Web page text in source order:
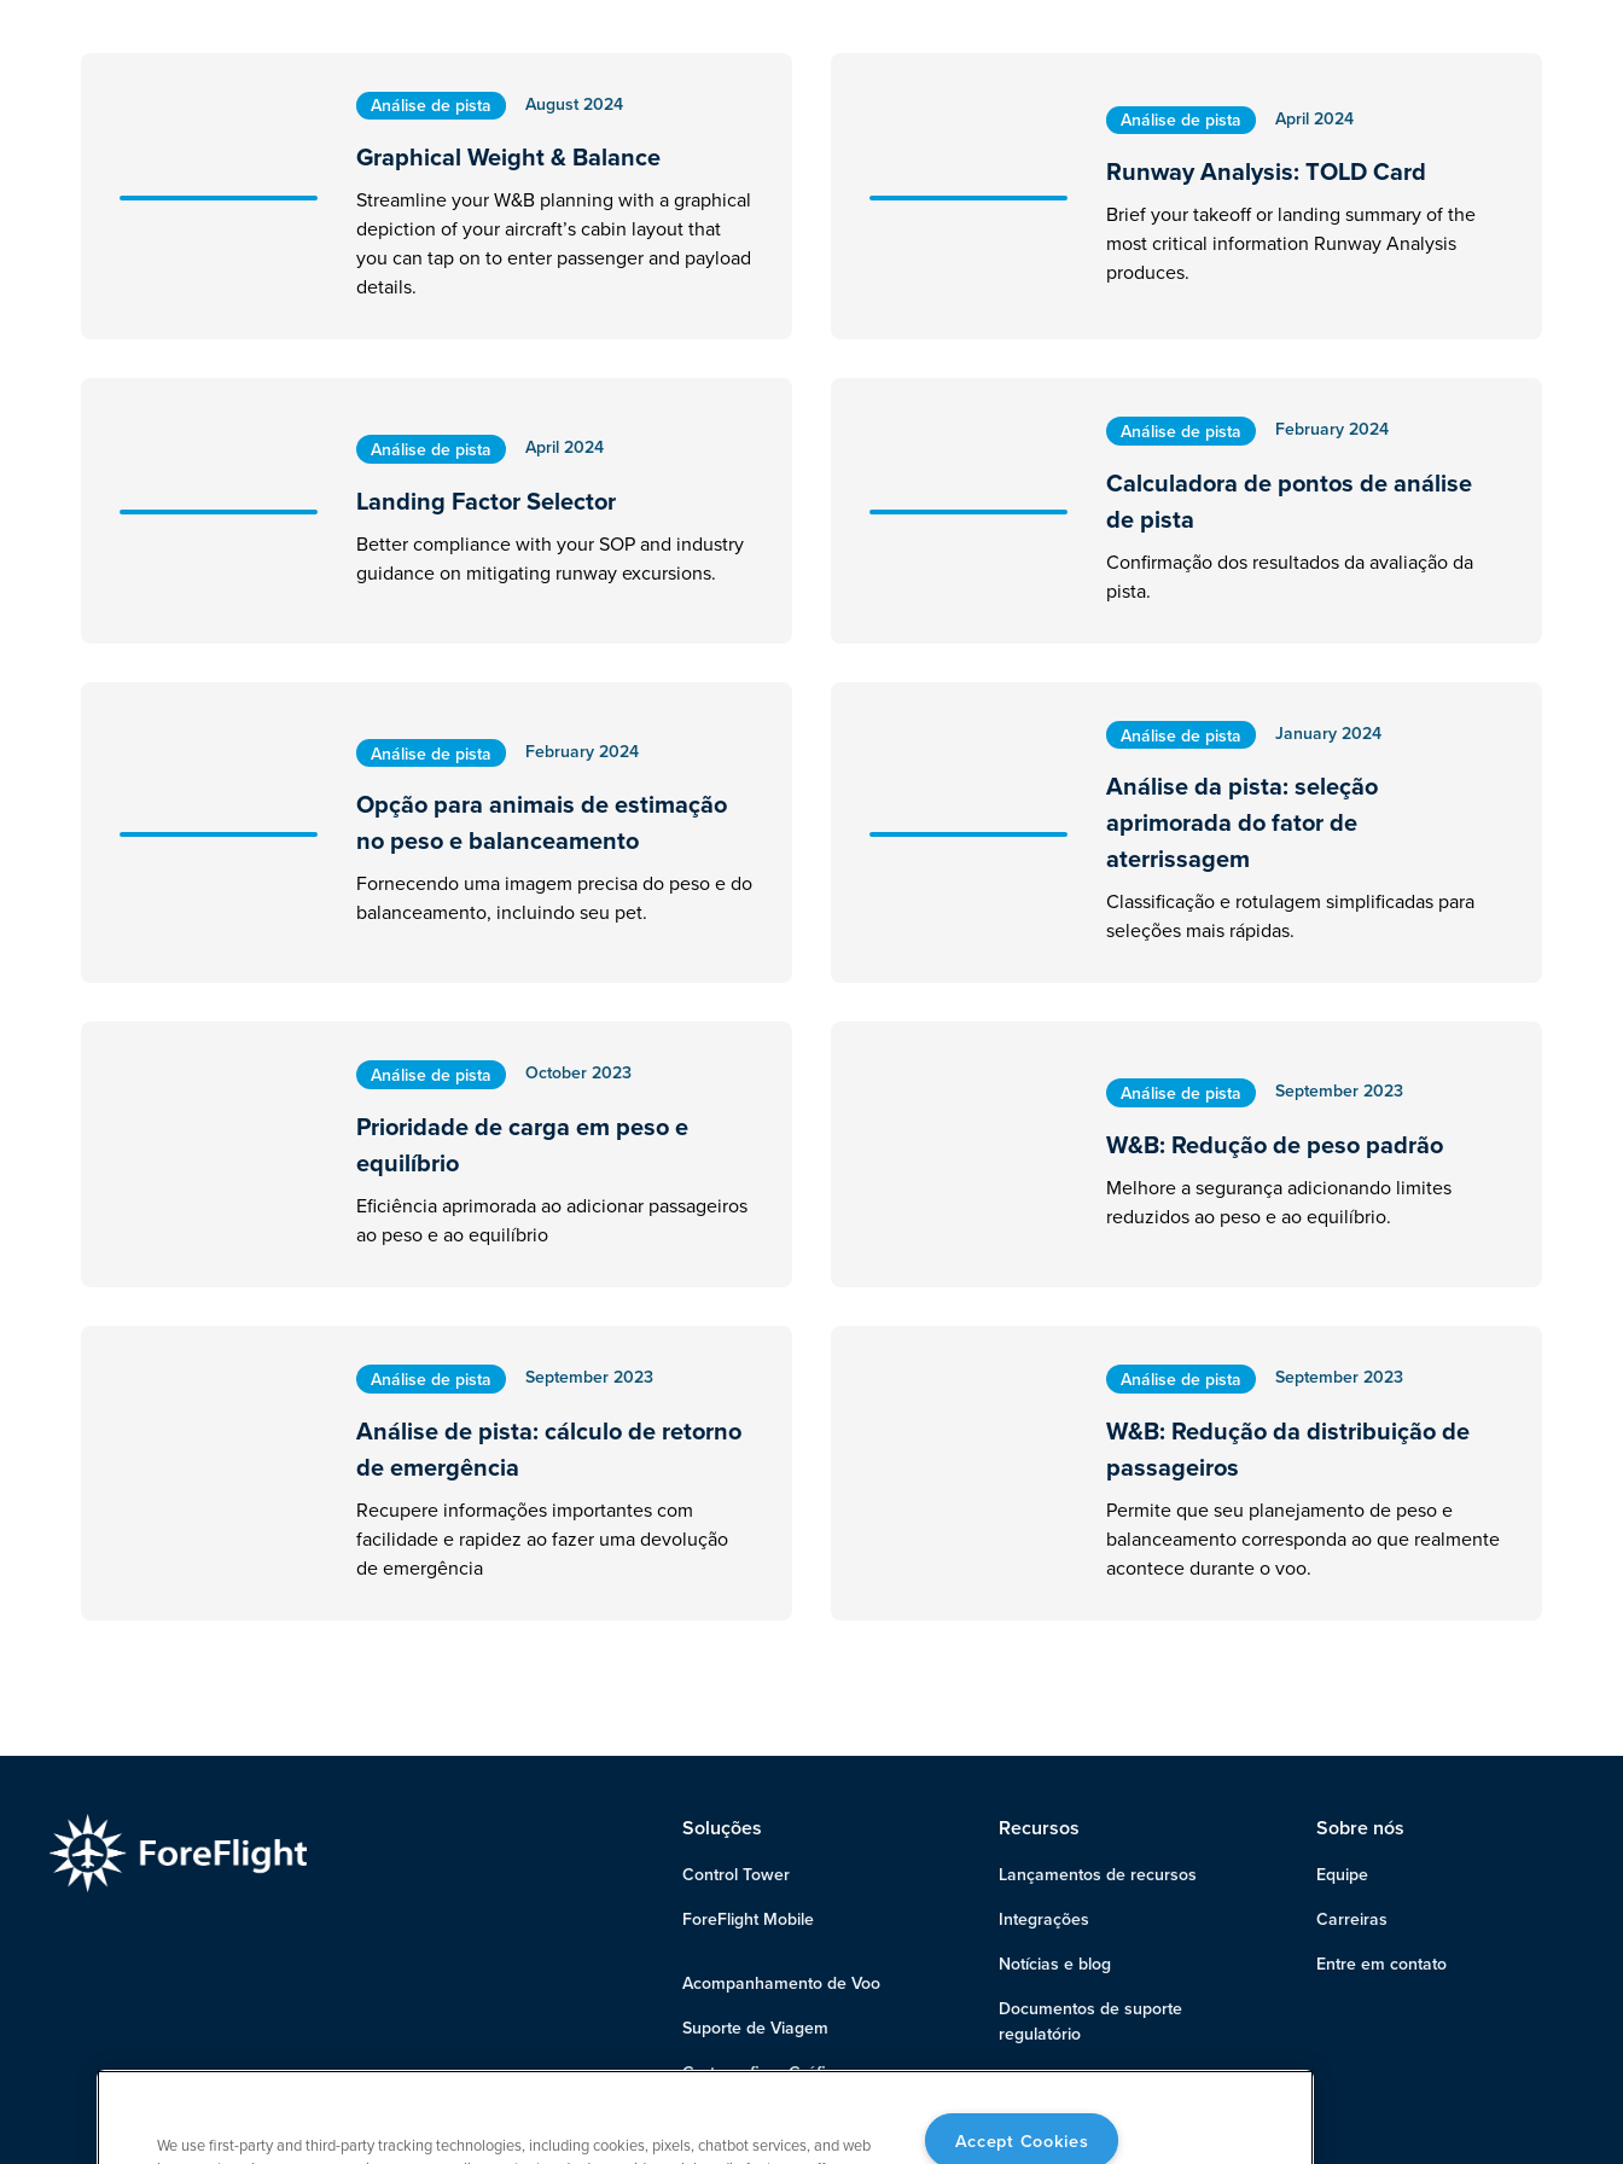
Análise de pista August 2024
Graphical Weight & Balance
Streamline your W&B planning with a graphical
depiction of your aircraft’s cabin layout that
you can tap on to enter passenger and payload
details.
Análise de pista April 2024
Runway Analysis: TOLD Card
Brief your takeoff or landing summary of the
most critical information Runway Analysis
produces.
Análise de pista April 2024
Landing Factor Selector
Better compliance with your SOP and industry
guidance on mitigating runway excursions.
Análise de pista February 2024
Calculadora de pontos de análise
de pista
Confirmação dos resultados da avaliação da
pista.
Análise de pista February 2024
Opção para animais de estimação
no peso e balanceamento
Fornecendo uma imagem precisa do peso e do
balanceamento, incluindo seu pet.
Análise de pista January 2024
Análise da pista: seleção
aprimorada do fator de
aterrissagem
Classificação e rotulagem simplificadas para
seleções mais rápidas.
Análise de pista October 2023
Prioridade de carga em peso e
equilíbrio
Eficiência aprimorada ao adicionar passageiros
ao peso e ao equilíbrio
Análise de pista September 2023
W&B: Redução de peso padrão
Melhore a segurança adicionando limites
reduzidos ao peso e ao equilíbrio.
Análise de pista September 2023
Análise de pista: cálculo de retorno
de emergência
Recupere informações importantes com
facilidade e rapidez ao fazer uma devolução
de emergência
Análise de pista September 2023
W&B: Redução da distribuição de
passageiros
Permite que seu planejamento de peso e
balanceamento corresponda ao que realmente
acontece durante o voo.
Soluções
Control Tower
ForeFlight Mobile
Acompanhamento de Voo
Suporte de Viagem
Cartografia e Gráficos
Recursos
Lançamentos de recursos
Integrações
Notícias e blog
Documentos de suporte
regulatório
Suporte
Sobre nós
Equipe
Carreiras
Entre em contato
We use first-party and third-party tracking technologies, including cookies, pixels, chatbot services, and web
Accept Cookies